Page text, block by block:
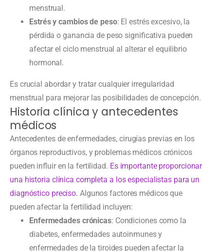
menstrual.
Estrés y cambios de peso: El estrés excesivo, la
pérdida o ganancia de peso significativa pueden
afectar el ciclo menstrual al alterar el equilibrio
hormonal.
Es crucial abordar y tratar cualquier irregularidad
menstrual para mejorar las posibilidades de concepción.
Historia clínica y antecedentes
médicos
Antecedentes de enfermedades, cirugías previas en los
órganos reproductivos, y problemas médicos crónicos
pueden influir en la fertilidad. Es importante proporcionar
una historia clínica completa a los especialistas para un
diagnóstico preciso. Algunos factores médicos que
pueden afectar la fertilidad incluyen:
Enfermedades crónicas: Condiciones como la
diabetes, enfermedades autoinmunes y
enfermedades de la tiroides pueden afectar la